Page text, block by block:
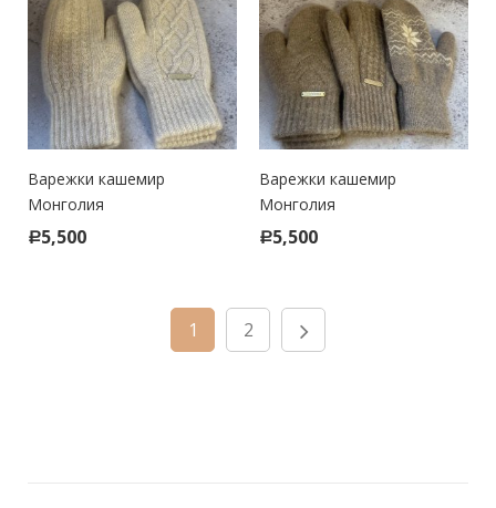
Варежки кашемир
Монголия
Р5,500
Варежки кашемир
Монголия
Р5,500
1 2